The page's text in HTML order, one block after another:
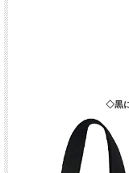
◇黒